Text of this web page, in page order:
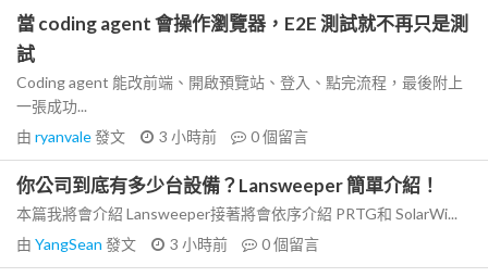
當 coding agent 會操作瀏覽器，E2E 測試就不再只是測
試
Coding agent 能改前端、開啟預覽站、登入、點完流程，最後附上
一張成功...
由 ryanvale發文 3 小時前 0個留言
你公司到底有多少台設備？Lansweeper 簡單介紹！
本篇我將會介紹 Lansweeper接著將會依序介紹 PRTG和 SolarWi...
由 YangSean 發文 3 小時前 0個留言